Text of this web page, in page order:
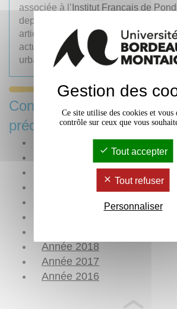
associée à l’ Institut Français de
depuis une trentaine d’années.
articles et ouvrages sur l’Inde, elle
actuellement des recherches sur les
urbaines indiennes.
Consulter les publications
précédentes
Année 2025
Année 2023
Année 2018
Année 2017
Année 2016
Gestion des
Ce site utilise des cookies et vous
contrôle sur ceux que vous
Tout accepter
Tout refuser
Personnaliser